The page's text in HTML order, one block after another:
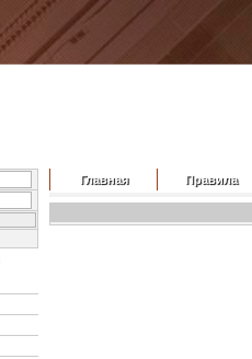
Главная Правила